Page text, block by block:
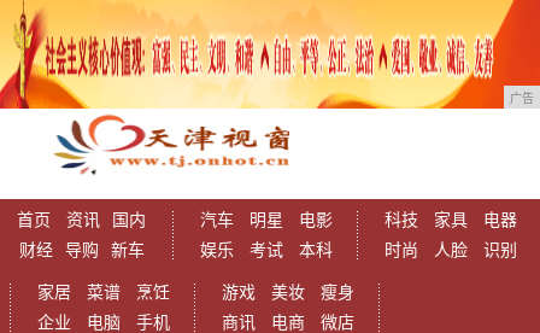
广告
首页 资讯
国内
财经
导购 新车
汽车 明星
电影
娱乐
考试 本科
科技 家具
电器
时尚
人脸 识别
家居 菜谱
烹饪
企业
电脑 手机
游戏 美妆
瘦身
商讯
电商 微店